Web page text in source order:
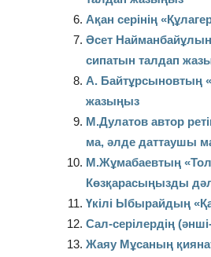
Ақан серінің
Әсет
сипатын талдап
А. Байтұрсыновтың
жазыңыз
М.Дулатов автор
ма, әлде даттаушы
М.Жұмабаевтың
Көзқарасыңызды
Үкілі Ыбырайдың
Сал-серілердің
Жаяу Мұсаның